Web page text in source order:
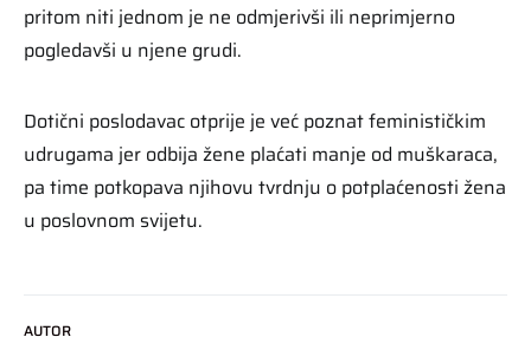
AUTOR
pritom niti jednom je ne odmjerivši ili neprimjerno
pogledavši u njene grudi.
Dotični poslodavac otprije je već poznat feminističkim
udrugama jer odbija žene plaćati manje od muškaraca,
pa time potkopava njihovu tvrdnju o potplaćenosti žena
u poslovnom svijetu.